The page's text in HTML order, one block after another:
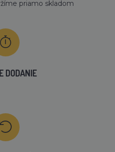
priamo skladom
DODANIE